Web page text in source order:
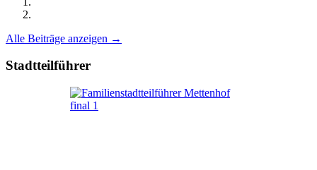
Alle Beiträge anzeigen →
Stadtteilführer